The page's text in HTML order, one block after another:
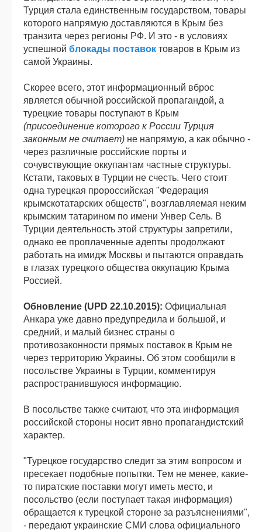
Турция стала единственным государством, товары
которого напрямую доставляются в Крым без
транзита через регионы РФ. И это - в условиях
успешной блокады поставок товаров в Крым из
самой Украины.
Скорее всего, этот информационный вброс
является обычной российской пропагандой, а
турецкие товары поступают в Крым
(присоединение которого к России Турция
законным не считает) не напрямую, а как обычно -
через различные российские порты и
сочувствующие оккупантам частные структуры.
Кстати, таковых в Турции не счесть. Чего стоит
одна турецкая пророссийская "Федерация
крымскотатарских обществ", возглавляемая неким
крымским татарином по имени Унвер Сель. В
Турции деятельность этой структуры запретили,
однако ее проплаченные адепты продолжают
работать на имидж Москвы и пытаются оправдать
в глазах турецкого общества оккупацию Крыма
Россией.
Обновление (UPD 22.10.2015): Официальная
Анкара уже давно предупредила и большой, и
средний, и малый бизнес страны о
противозаконности прямых поставок в Крым не
через территорию Украины. Об этом сообщили в
посольстве Украины в Турции, комментируя
распространившуюся информацию.
В посольстве также считают, что эта информация
российской стороны носит явно пропагандистский
характер.
"Турецкое государство следит за этим вопросом и
пресекает подобные попытки. Тем не менее, какие-
то пиратские поставки могут иметь место, и
посольство (если поступает такая информация)
обращается к турецкой стороне за разъяснениями",
- передают украинские СМИ слова официального